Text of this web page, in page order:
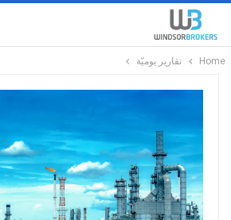
Home تقارير يوميّة